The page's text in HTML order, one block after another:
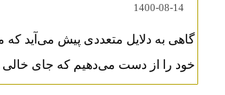
1400-08-14
گاهی به دلایل متعددی پیش می‌آید که
خود را از دست می‌دهیم که جای خالی